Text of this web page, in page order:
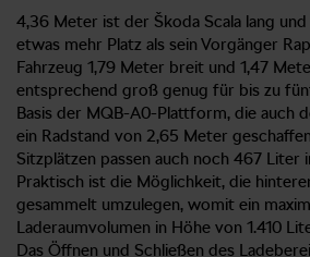
4,36 Meter ist der Škoda Scala lang
etwas mehr Platz als sein Vorgänger
Fahrzeug 1,79 Meter breit und 1,47
entsprechend groß genug für bis zu
Basis der MQB-A0-Plattform, die auch
ein Radstand von 2,65 Meter
Sitzplätzen passen auch noch 467 Liter
Praktisch ist die Möglichkeit, die
gesammelt umzulegen, womit ein
Laderaumvolumen in Höhe von 1.410
Das Öffnen und Schließen des